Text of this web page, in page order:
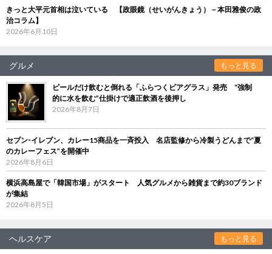
きっと大平元首相は泣いている 【政眼鏡（せいがんきょう）－本田雅俊の政
治コラム】
2026年6月10日
グルメ もっと見る
ビールだけ飲むと倒れる「ふらつくビアグラス」発売 “強制
的に水を飲む”仕掛けで適正飲酒を後押し
2026年8月7日
セブン‐イレブン、カレー15商品を一斉投入 名店監修から冷製うどんまで“夏
のカレーフェス”を開催中
2026年8月6日
横浜高島屋で「韓国市場」がスタート 人気グルメから雑貨まで約30ブランド
が集結
2026年8月5日
ヘルスケア もっと見る